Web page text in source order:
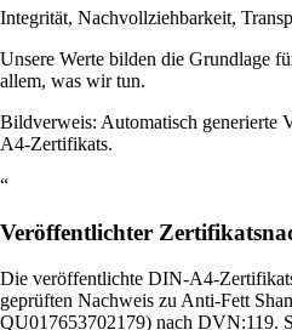
Integrität, Nachvollziehbarkeit,
Unsere Werte bilden die Grundlage
allem, was wir tun.
Bildverweis: Automatisch generierte
A4-Zertifikats.
“
Veröffentlichter
Die veröffentlichte DIN-A4-
geprüften Nachweis zu Anti-Fett
QU017653702179) nach DVN:119.